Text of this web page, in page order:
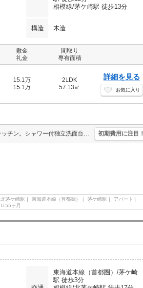
相模線/茅ケ崎駅 徒歩13分
構造 木造
敷金
礼金
間取り
専有面積
15.1万
15.1万
2LDK
57.13㎡
詳細を見る
お気に入り
人気の湘南エリア。駅近。追い焚き付き。2口システムキッチン。シャワー付独立洗面台。TVインターホン付き。CATV受信可。エアコン1基付き。インターネット無料使い放題。南向き。温水洗浄便座付き。 初期費用に注目！
北茅ケ崎駅 東海道本線（首都圏） 茅ケ崎駅
アパート
0.55ヶ月
東海道本線（首都圏）/茅ケ崎
駅 徒歩3分